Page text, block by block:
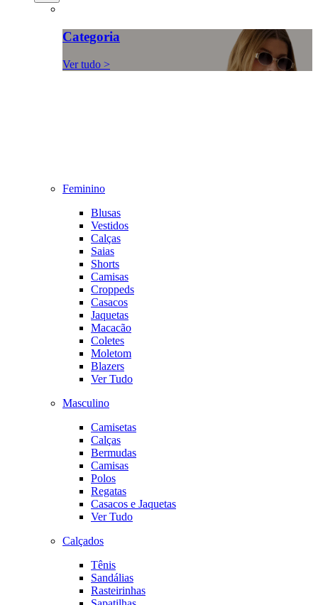
Categoria
Ver tudo >
Feminino
Blusas
Vestidos
Calças
Saias
Shorts
Camisas
Croppeds
Casacos
Jaquetas
Macacão
Coletes
Moletom
Blazers
Ver Tudo
Masculino
Camisetas
Calças
Bermudas
Camisas
Polos
Regatas
Casacos e Jaquetas
Ver Tudo
Calçados
Tênis
Sandálias
Rasteirinhas